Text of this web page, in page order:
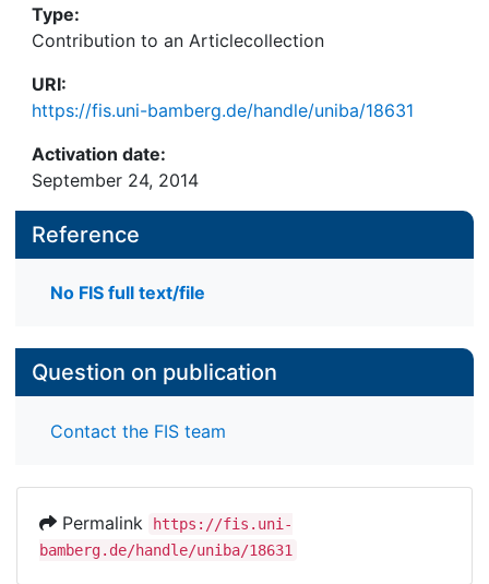
Type:
Contribution to an Articlecollection
URI:
https://fis.uni-bamberg.de/handle/uniba/18631
Activation date:
September 24, 2014
Reference
No FIS full text/file
Question on publication
Contact the FIS team
Permalink
https://fis.uni-
bamberg.de/handle/uniba/18631